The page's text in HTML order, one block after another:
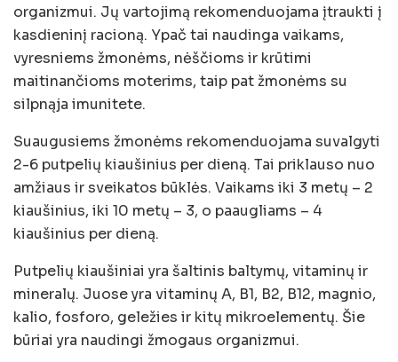
organizmui. Jų vartojimą rekomenduojama įtraukti į
kasdieninį racioną. Ypač tai naudinga vaikams,
vyresniems žmonėms, nėščioms ir krūtimi
maitinančioms moterims, taip pat žmonėms su
silpnąja imunitete.
Suaugusiems žmonėms rekomenduojama suvalgyti
2-6 putpelių kiaušinius per dieną. Tai priklauso nuo
amžiaus ir sveikatos būklės. Vaikams iki 3 metų – 2
kiaušinius, iki 10 metų – 3, o paaugliams – 4
kiaušinius per dieną.
Putpelių kiaušiniai yra šaltinis baltymų, vitaminų ir
mineralų. Juose yra vitaminų A, B1, B2, B12, magnio,
kalio, fosforo, geležies ir kitų mikroelementų. Šie
būriai yra naudingi žmogaus organizmui.